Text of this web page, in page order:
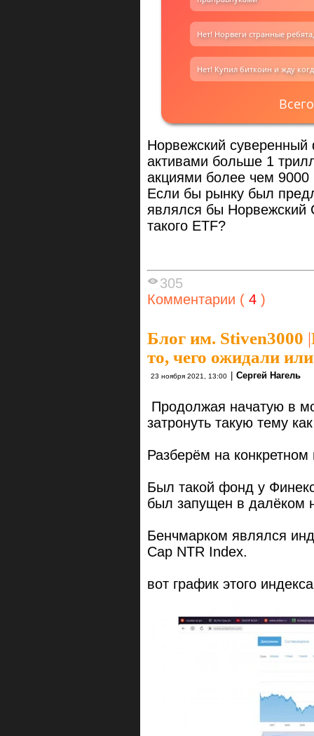
Нет! Норвеги странные
Нет! Купил биткоин и жду
Норвежский
активами больше 1
акциями более чем
Если бы рынку был
являлся бы
такого ETF?
305
Комментарии ( 4 )
Блог им. Stiven3000 |
то, чего ожидали
23 ноября 2021, 13:00 Сергей Нагель
Продолжая начатую в
затронуть такую тему
Разберём на
Был такой фонд у
был запущен в далёком
Бенчмарком являлся
Cap NTR Index.
вот график этого